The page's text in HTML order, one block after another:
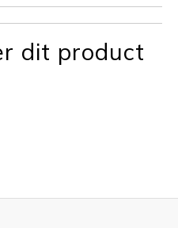
dit product